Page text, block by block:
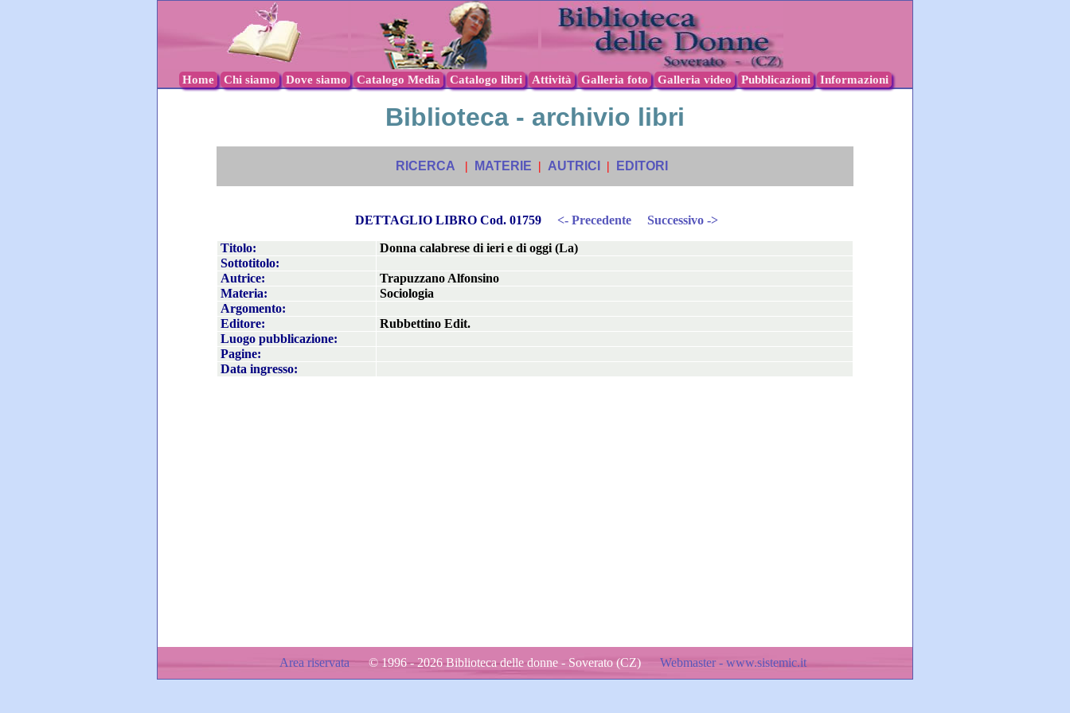
Home Chi siamo Dove siamo Catalogo Media Catalogo libri Attività Galleria foto Galleria video Pubblicazioni Informazioni
Biblioteca - archivio libri
RICERCA | MATERIE | AUTRICI | EDITORI
DETTAGLIO LIBRO Cod. 01759 <- Precedente Successivo ->
Titolo:
Donna calabrese di ieri e di oggi (La)
Sottotitolo:
Autrice:
Trapuzzano Alfonsino
Materia:
Sociologia
Argomento:
Editore:
Rubbettino Edit.
Luogo pubblicazione:
Pagine:
Data ingresso:
Area riservata© 1996 - 2026 Biblioteca delle donne - Soverato (CZ) Webmaster - www.sistemic.it